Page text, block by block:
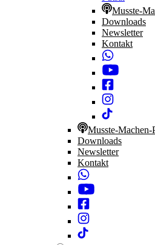
Musste-
Downloads
Newsletter
Kontakt
Musste-Machen-
Downloads
Newsletter
Kontakt